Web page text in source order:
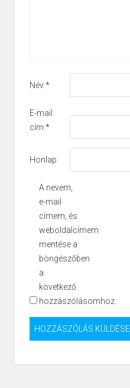
Név*
E-mail
cím *
Honlap
A nevem,
e-mail
címem, és
weboldalcímem
mentése a
böngészőben
a
következő
hozzászólásomhoz.